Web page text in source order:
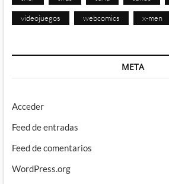
videojuegos webcomics x-men
META
Acceder
Feed de entradas
Feed de comentarios
WordPress.org